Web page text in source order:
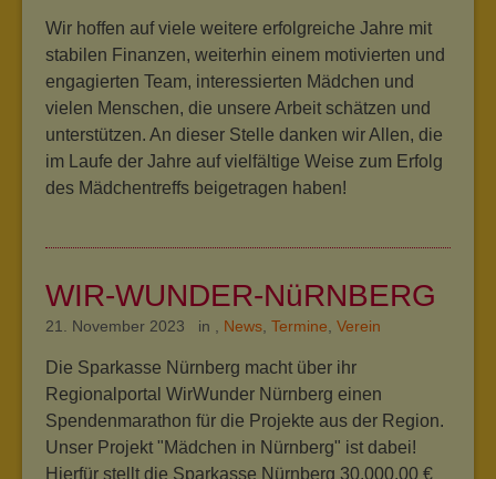
Wir hoffen auf viele weitere erfolgreiche Jahre mit
stabilen Finanzen, weiterhin einem motivierten und
engagierten Team, interessierten Mädchen und
vielen Menschen, die unsere Arbeit schätzen und
unterstützen. An dieser Stelle danken wir Allen, die
im Laufe der Jahre auf vielfältige Weise zum Erfolg
des Mädchentreffs beigetragen haben!
WIR-WUNDER-NüRNBERG
21. November 2023 in , News, Termine, Verein
Die Sparkasse Nürnberg macht über ihr
Regionalportal WirWunder Nürnberg einen
Spendenmarathon für die Projekte aus der Region.
Unser Projekt "Mädchen in Nürnberg" ist dabei!
Hierfür stellt die Sparkasse Nürnberg 30.000,00 €